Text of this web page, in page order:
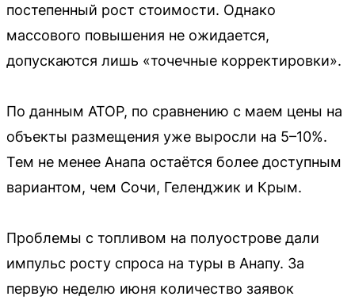
постепенный рост стоимости. Однако
массового повышения не ожидается,
допускаются лишь «точечные корректировки».
По данным АТОР, по сравнению с маем цены на
объекты размещения уже выросли на 5–10%.
Тем не менее Анапа остаётся более доступным
вариантом, чем Сочи, Геленджик и Крым.
Проблемы с топливом на полуострове дали
импульс росту спроса на туры в Анапу. За
первую неделю июня количество заявок